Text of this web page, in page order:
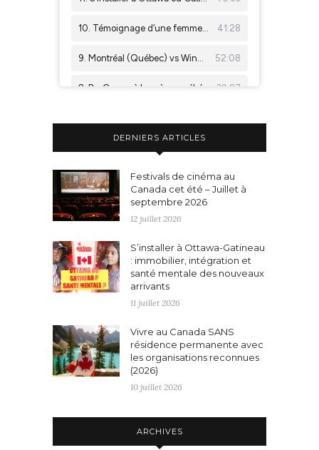
DERNIERS ARTICLES
Festivals de cinéma au
Canada cet été – Juillet à
septembre 2026
12 juillet 2026
S’installer à Ottawa-Gatineau
: immobilier, intégration et
santé mentale des nouveaux
arrivants
11 juillet 2026
Vivre au Canada SANS
résidence permanente avec
les organisations reconnues
(2026)
10 juillet 2026
ARCHIVES